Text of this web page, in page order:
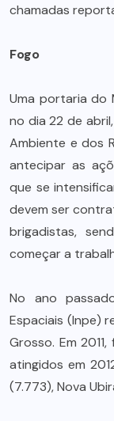
chamadas
Fogo
Uma portaria do
no dia 22 de
Ambiente e dos
antecipar as
que se
devem ser
brigadistas,
começar a
No ano
Espaciais (Inpe)
Grosso. Em
atingidos em
(7.773), Nova